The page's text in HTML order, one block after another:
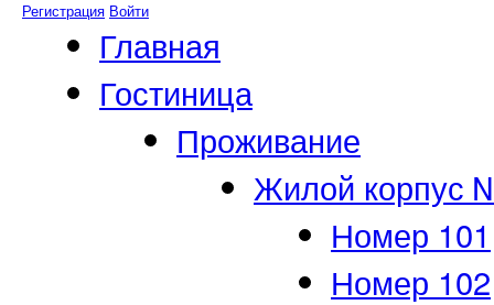
Регистрация Войти
Главная
Гостиница
Проживание
Жилой корпус
Номер 101
Номер 102